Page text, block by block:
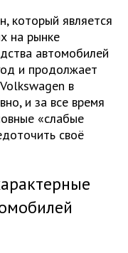
который является
на рынке
автомобилей
и продолжает
в
и за все время
«слабые
своё